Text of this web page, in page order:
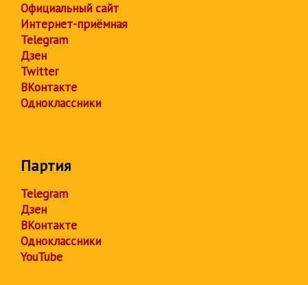
Официальный сайт
Интернет-приёмная
Telegram
Дзен
Twitter
ВКонтакте
Одноклассники
Партия
Telegram
Дзен
ВКонтакте
Одноклассники
YouTube